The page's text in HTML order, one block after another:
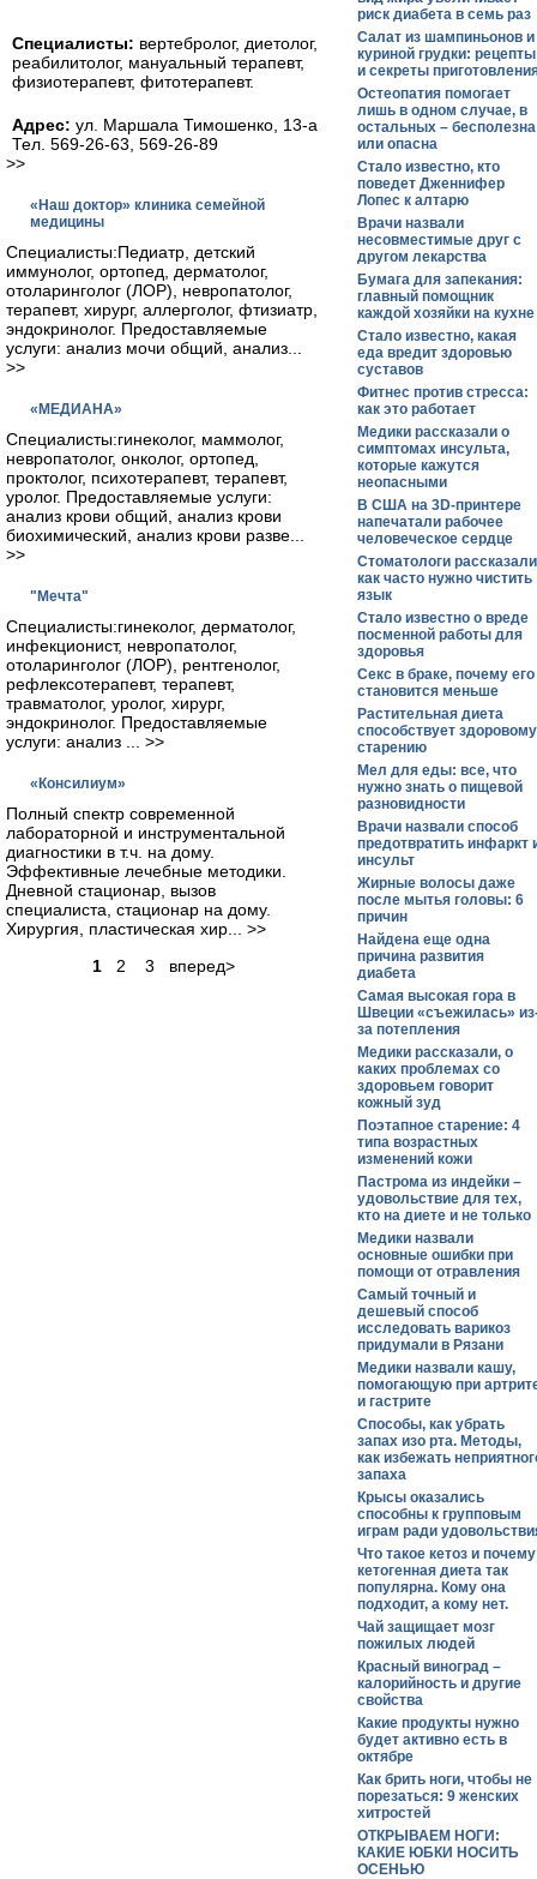
Специалисты: вертебролог, диетолог,
реабилитолог, мануальный терапевт,
физиотерапевт, фитотерапевт.
Адрес:ул. Маршала Тимошенко, 13-а
Тел. 569-26-63, 569-26-89
>>
«Наш доктор» клиника семейной
медицины
Специалисты:Педиатр, детский
иммунолог, ортопед, дерматолог,
отоларинголог (ЛОР), невропатолог,
терапевт, хирург, аллерголог, фтизиатр,
эндокринолог. Предоставляемые
услуги: анализ мочи общий, анализ...
>>
«МЕДИАНА»
Специалисты:гинеколог, маммолог,
невропатолог, онколог, ортопед,
проктолог, психотерапевт, терапевт,
уролог. Предоставляемые услуги:
анализ крови общий, анализ крови
биохимический, анализ крови разве...
>>
"Мечта"
Специалисты:гинеколог, дерматолог,
инфекционист, невропатолог,
отоларинголог (ЛОР), рентгенолог,
рефлексотерапевт, терапевт,
травматолог, уролог, хирург,
эндокринолог. Предоставляемые
услуги: анализ ... >>
«Консилиум»
Полный спектр современной
лабораторной и инструментальной
диагностики в т.ч. на дому.
Эффективные лечебные методики.
Дневной стационар, вызов
специалиста, стационар на дому.
Хирургия, пластическая хир... >>
1 2 3 вперед>
риск диабета в семь раз
Салат из шампиньонов и
куриной грудки: рецепты
и секреты
Остеопатия помогает
лишь в одном случае, в
остальных – бесполезна
или опасна
Стало известно, кто
поведет Дженнифер
Лопес к алтарю
Врачи назвали
несовместимые друг с
другом лекарства
Бумага для запекания:
главный помощник
каждой хозяйки на кухне
Стало известно, какая
еда вредит здоровью
суставов
Фитнес против стресса:
как это работает
Медики рассказали о
симптомах инсульта,
которые кажутся
неопасными
В США на 3D-принтере
напечатали рабочее
человеческое сердце
Стоматологи
как часто нужно чистить
язык
Стало известно о вреде
посменной работы для
здоровья
Секс в браке, почему его
становится меньше
Растительная диета
способствует здоровому
старению
Мел для еды: все, что
нужно знать о пищевой
разновидности
Врачи назвали способ
предотвратить инфаркт
инсульт
Жирные волосы даже
после мытья головы: 6
причин
Найдена еще одна
причина развития
диабета
Самая высокая гора в
Швеции «съежилась»
за потепления
Медики рассказали, о
каких проблемах со
здоровьем говорит
кожный зуд
Поэтапное старение: 4
типа возрастных
изменений кожи
Пастрома из индейки –
удовольствие для тех,
кто на диете и не только
Медики назвали
основные ошибки при
помощи от отравления
Самый точный и
дешевый способ
исследовать варикоз
придумали в Рязани
Медики назвали кашу,
помогающую при
и гастрите
Способы, как убрать
запах изо рта. Методы,
как избежать
запаха
Крысы оказались
способны к групповым
играм ради
Что такое кетоз и почему
кетогенная диета так
популярна. Кому она
подходит, а кому нет.
Чай защищает мозг
пожилых людей
Красный виноград –
калорийность и другие
свойства
Какие продукты нужно
будет активно есть в
октябре
Как брить ноги, чтобы не
порезаться: 9 женских
хитростей
ОТКРЫВАЕМ НОГИ:
КАКИЕ ЮБКИ НОСИТЬ
ОСЕНЬЮ